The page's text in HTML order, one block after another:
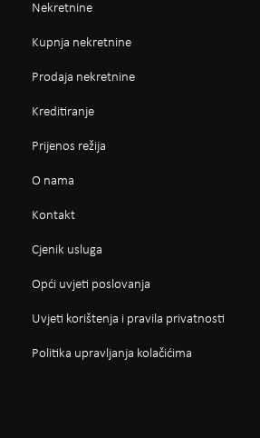
Nekretnine
Kupnja nekretnine
Prodaja nekretnine
Kreditiranje
Prijenos režija
O nama
Kontakt
Cjenik usluga
Opći uvjeti poslovanja
Uvjeti korištenja i pravila privatnosti
Politika upravljanja kolačićima